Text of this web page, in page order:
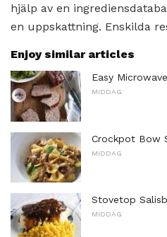
hjälp av en
en uppskattning. Enskilda
Enjoy similar articles
Easy
MIDDAG
Crockpot Bow
MIDDAG
Stovetop
MIDDAG